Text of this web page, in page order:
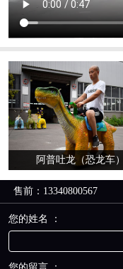
阿普吐龙（恐龙车）
售前：13340800567
您的姓名 ：